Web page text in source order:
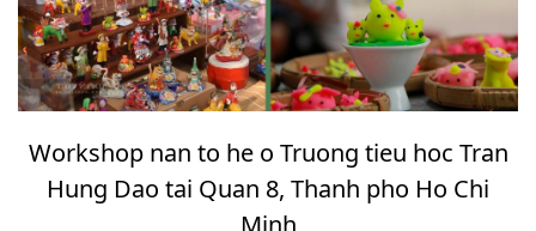
Workshop nan to he o Truong tieu hoc Tran
Hung Dao tai Quan 8, Thanh pho Ho Chi
Minh